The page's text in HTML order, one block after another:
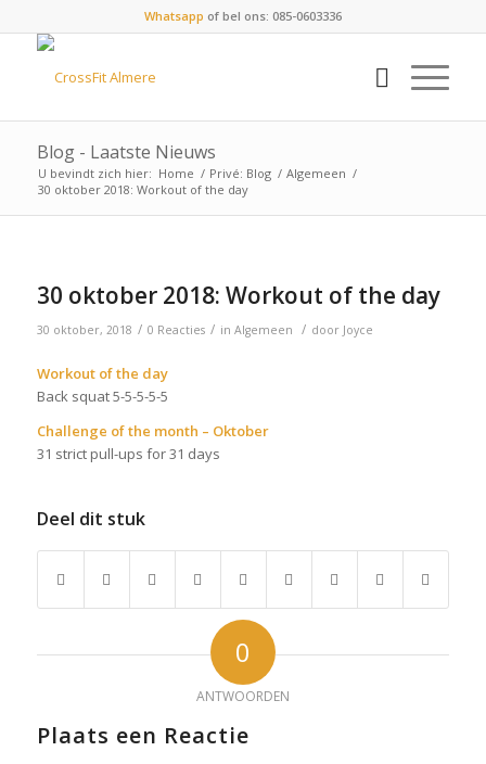
Whatsapp of bel ons: 085-0603336
Blog - Laatste Nieuws
U bevindt zich hier: Home / Privé: Blog / Algemeen /
30 oktober 2018: Workout of the day
30 oktober 2018: Workout of the day
30 oktober, 2018 / 0 Reacties / in Algemeen / door Joyce
Workout of the day
Back squat 5-5-5-5-5
Challenge of the month – Oktober
31 strict pull-ups for 31 days
Deel dit stuk
0
ANTWOORDEN
Plaats een Reactie